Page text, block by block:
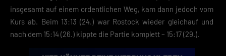
insgesamt auf einem ordentlichen Weg, kam dann jedoch vom
Kurs ab. Beim 13:13 (24.) war Rostock wieder gleichauf und
nach dem 15:14 (26.) kippte die Partie komplett – 15:17 (29.).